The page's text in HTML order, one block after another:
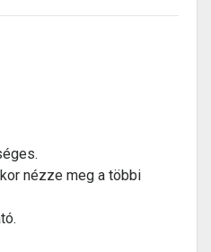
nézze meg a többi